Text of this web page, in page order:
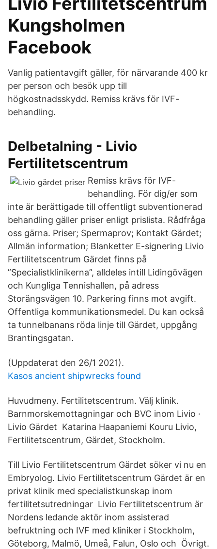
Kungsholmen
Facebook
Vanlig patientavgift gäller, för närvarande 400 kr
per person och besök upp till
högkostnadsskydd. Remiss krävs för IVF-
behandling.
Delbetalning - Livio
Fertilitetscentrum
Remiss krävs för IVF-
behandling. För dig/er som
inte är berättigade till offentligt subventionerad
behandling gäller priser enligt prislista. Rådfråga
oss gärna. Priser; Spermaprov; Kontakt Gärdet;
Allmän information; Blanketter E-signering Livio
Fertilitetscentrum Gärdet finns på
”Specialistklinikerna”, alldeles intill Lidingövägen
och Kungliga Tennishallen, på adress
Storängsvägen 10. Parkering finns mot avgift.
Offentliga kommunikationsmedel. Du kan också
ta tunnelbanans röda linje till Gärdet, uppgång
Brantingsgatan.
(Uppdaterat den 26/1 2021).
Kasos ancient shipwrecks found
Huvudmeny. Fertilitetscentrum. Välj klinik.
Barnmorskemottagningar och BVC inom Livio ·
Livio Gärdet Katarina Haapaniemi Kouru Livio,
Fertilitetscentrum, Gärdet, Stockholm.
Till Livio Fertilitetscentrum Gärdet söker vi nu en
Embryolog. Livio Fertilitetscentrum Gärdet är en
privat klinik med specialistkunskap inom
fertilitetsutredningar Livio Fertilitetscentrum är
Nordens ledande aktör inom assisterad
befruktning och IVF med kliniker i Stockholm,
Göteborg, Malmö, Umeå, Falun, Oslo och Övrigt.